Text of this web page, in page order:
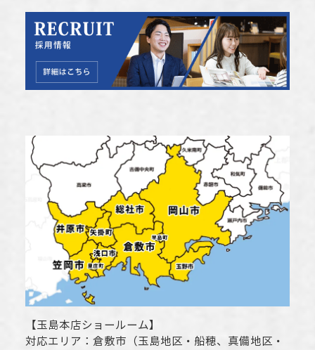
【玉島本店ショールーム】
対応エリア： 倉敷市 （玉島地区・船穂、真備地区・